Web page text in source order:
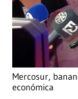
Mercosur,
económica